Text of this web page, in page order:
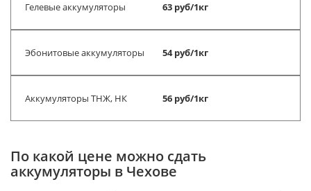
Гелевые аккумуляторы 63 руб/1кг
Эбонитовые аккумуляторы 54 руб/1кг
Аккумуляторы ТНЖ, НК 56 руб/1кг
По какой цене можно сдать
аккумуляторы в Чехове